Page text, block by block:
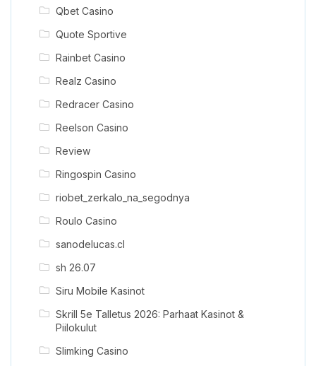
Qbet Casino
Quote Sportive
Rainbet Casino
Realz Casino
Redracer Casino
Reelson Casino
Review
Ringospin Casino
riobet_zerkalo_na_segodnya
Roulo Casino
sanodelucas.cl
sh 26.07
Siru Mobile Kasinot
Skrill 5e Talletus 2026: Parhaat Kasinot &
Piilokulut
Slimking Casino